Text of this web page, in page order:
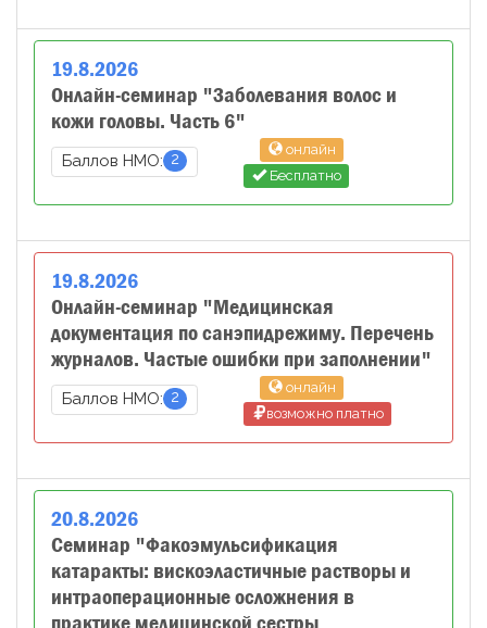
19.8.2026
Онлайн-семинар "Заболевания волос и
кожи головы. Часть 6"
Баллов НМО: 2
онлайн
Бесплатно
19.8.2026
Онлайн-семинар "Медицинская
документация по санэпидрежиму. Перечень
журналов. Частые ошибки при заполнении"
Баллов НМО: 2
онлайн
возможно платно
20.8.2026
Семинар "Факоэмульсификация
катаракты: вискоэластичные растворы и
интраоперационные осложнения в